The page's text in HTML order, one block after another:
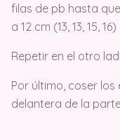
filas de pb hasta
a 12 cm (13, 13, 15, 16)
Repetir en el otro
Por último, coser
delantera de la